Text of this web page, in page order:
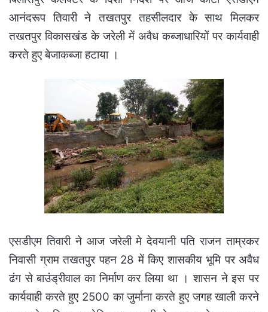
आनंदरूप तिवारी ने तखतपुर तहसीलदार के साथ मिलकर
तखतपुर विकासखंड के जरेली में अवैध कब्जाधारियों पर कार्यवाही
करते हुए बेजाकब्जा हटाया ।
एसडीएम तिवारी ने आज जरेली मे देवयानी पति राजन ताम्रकर
निवासी ग्राम तखतपुर पहन 28 में किए शासकीय भूमि पर अवैध
ढंग से बाउंड्रीवाल का निर्माण कर लिया था । शासन ने इस पर
कार्यवाही करते हुए 2500 का जुर्माना करते हुए जगह खाली करने